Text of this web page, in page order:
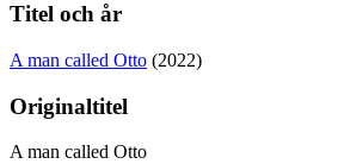
Titel och år
A man called Otto (2022)
Originaltitel
A man called Otto